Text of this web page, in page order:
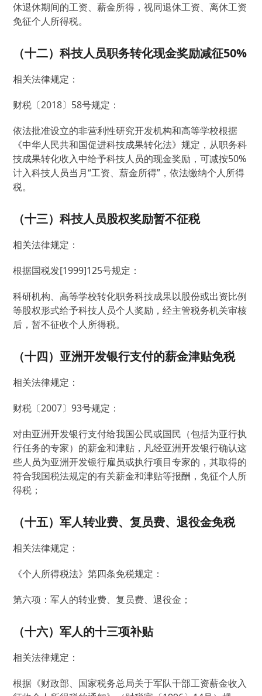
休退休期间的工资、薪金所得，视同退休工资、离休工资
免征个人所得税。
（十二）科技人员职务转化现金奖励减征50%
相关法律规定：
财税〔2018〕58号规定：
依法批准设立的非营利性研究开发机构和高等学校根据
《中华人民共和国促进科技成果转化法》规定，从职务科
技成果转化收入中给予科技人员的现金奖励，可减按50%
计入科技人员当月“工资、薪金所得”，依法缴纳个人所得
税。
（十三）科技人员股权奖励暂不征税
相关法律规定：
根据国税发[1999]125号规定：
科研机构、高等学校转化职务科技成果以股份或出资比例
等股权形式给予科技人员个人奖励，经主管税务机关审核
后，暂不征收个人所得税。
（十四）亚洲开发银行支付的薪金津贴免税
相关法律规定：
财税〔2007〕93号规定：
对由亚洲开发银行支付给我国公民或国民（包括为亚行执
行任务的专家）的薪金和津贴，凡经亚洲开发银行确认这
些人员为亚洲开发银行雇员或执行项目专家的，其取得的
符合我国税法规定的有关薪金和津贴等报酬，免征个人所
得税；
（十五）军人转业费、复员费、退役金免税
相关法律规定：
《个人所得税法》第四条免税规定：
第六项：军人的转业费、复员费、退役金；
（十六）军人的十三项补贴
相关法律规定：
根据《财政部、国家税务总局关于军队干部工资薪金收入